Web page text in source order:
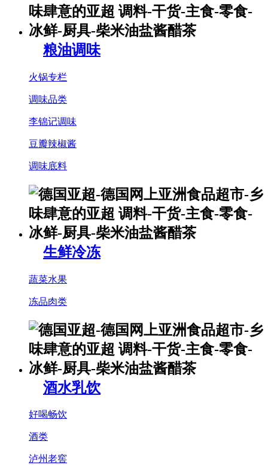
粮油调味
火锅专栏
调味品类
李锦记调味
豆瓣辣椒酱
调味底料
生鲜冷冻
蔬菜水果
冻品肉类
酒水乳饮
好喝畅饮
酒类
泸州老窖